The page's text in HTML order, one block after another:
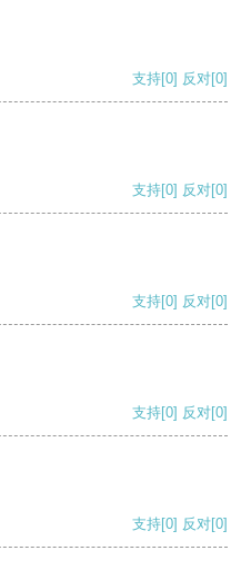
支持[0] 反对[0]
支持[0] 反对[0]
支持[0] 反对[0]
支持[0] 反对[0]
支持[0] 反对[0]